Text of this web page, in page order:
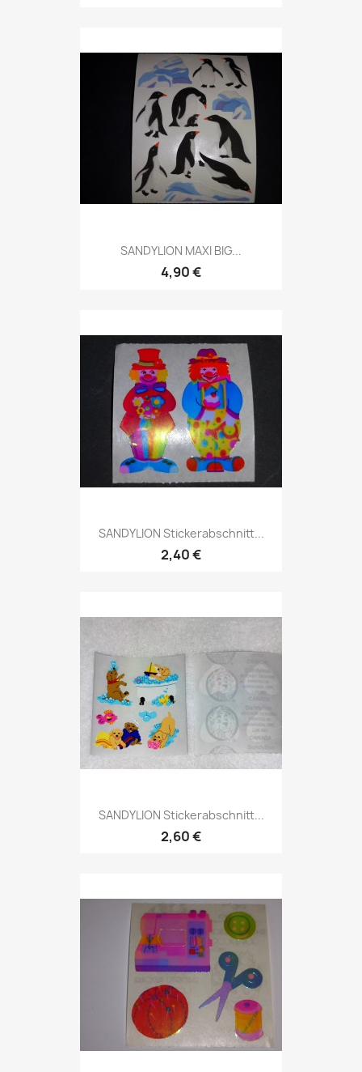
SANDYLION MAXI BIG...
4,90 €
SANDYLION Stickerabschnitt...
2,40 €
SANDYLION Stickerabschnitt...
2,60 €